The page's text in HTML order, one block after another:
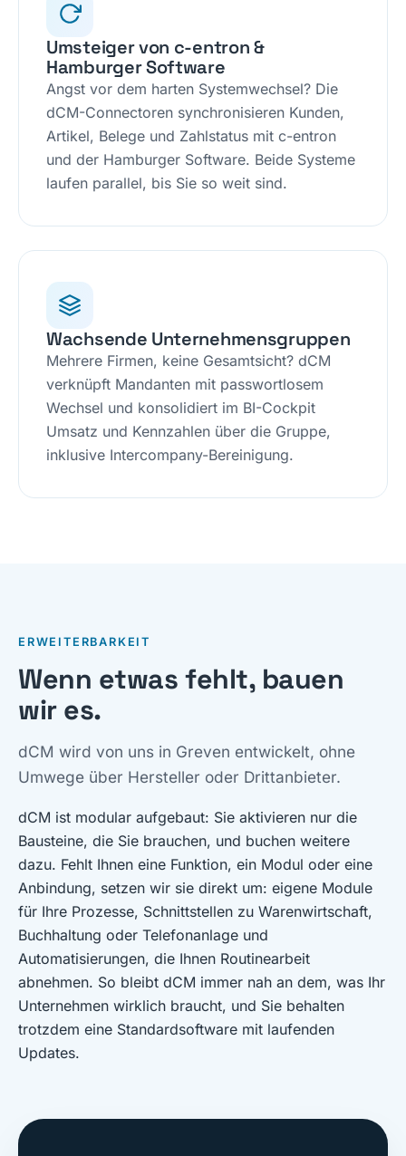
Umsteiger von c-entron &
Hamburger Software
Angst vor dem harten Systemwechsel? Die
dCM-Connectoren synchronisieren Kunden,
Artikel, Belege und Zahlstatus mit c-entron
und der Hamburger Software. Beide Systeme
laufen parallel, bis Sie so weit sind.
Wachsende Unternehmensgruppen
Mehrere Firmen, keine Gesamtsicht? dCM
verknüpft Mandanten mit passwortlosem
Wechsel und konsolidiert im BI-Cockpit
Umsatz und Kennzahlen über die Gruppe,
inklusive Intercompany-Bereinigung.
ERWEITERBARKEIT
Wenn etwas fehlt, bauen
wir es.
dCM wird von uns in Greven entwickelt, ohne
Umwege über Hersteller oder Drittanbieter.
dCM ist modular aufgebaut: Sie aktivieren nur die
Bausteine, die Sie brauchen, und buchen weitere
dazu. Fehlt Ihnen eine Funktion, ein Modul oder eine
Anbindung, setzen wir sie direkt um: eigene Module
für Ihre Prozesse, Schnittstellen zu Warenwirtschaft,
Buchhaltung oder Telefonanlage und
Automatisierungen, die Ihnen Routinearbeit
abnehmen. So bleibt dCM immer nah an dem, was Ihr
Unternehmen wirklich braucht, und Sie behalten
trotzdem eine Standardsoftware mit laufenden
Updates.